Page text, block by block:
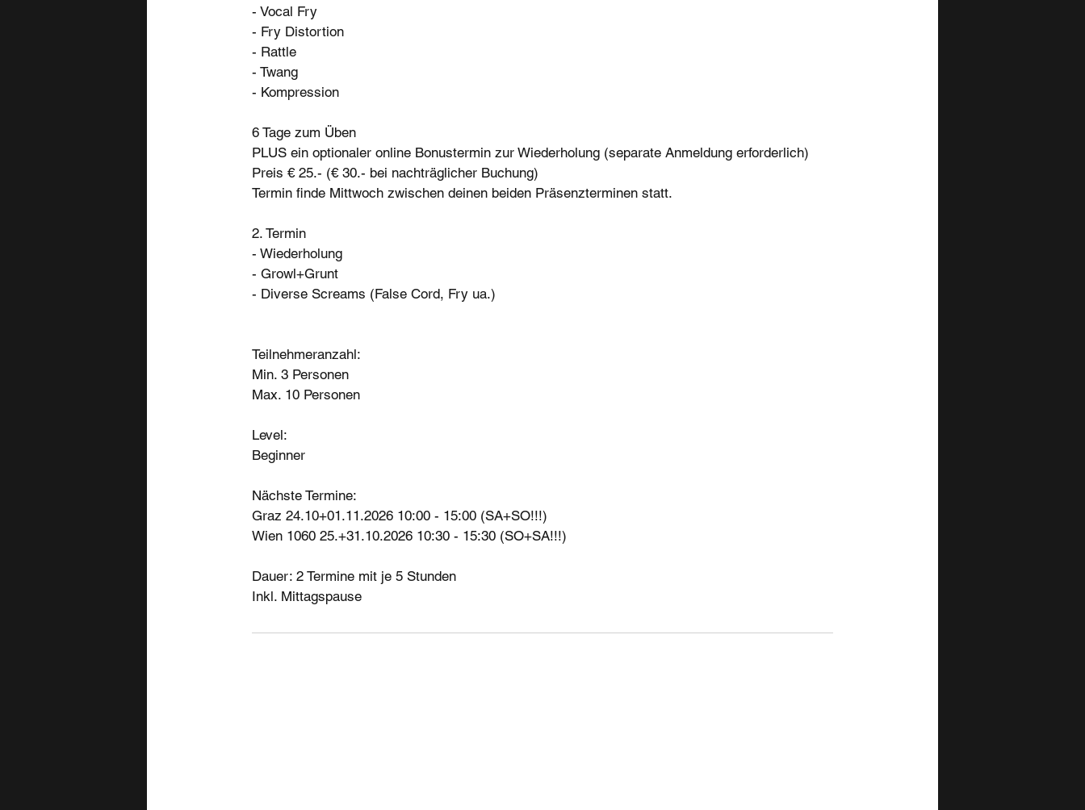
- Vocal Fry
- Fry Distortion
- Rattle
- Twang
- Kompression
6 Tage zum Üben
PLUS ein optionaler online Bonustermin zur Wiederholung (separate Anmeldung erforderlich)
Preis € 25.- (€ 30.- bei nachträglicher Buchung)
Termin finde Mittwoch zwischen deinen beiden Präsenzterminen statt.
2. Termin
- Wiederholung
- Growl+Grunt
- Diverse Screams (False Cord, Fry ua.)
Teilnehmeranzahl:
Min. 3 Personen
Max. 10 Personen
Level:
Beginner
Nächste Termine:
Graz 24.10+01.11.2026 10:00 - 15:00 (SA+SO!!!)
Wien 1060 25.+31.10.2026 10:30 - 15:30 (SO+SA!!!)
Dauer: 2 Termine mit je 5 Stunden
Inkl. Mittagspause